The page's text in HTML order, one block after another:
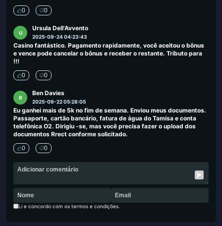
0 0
U
Ursula Dell'Avvento
2025-09-24 04:23:43
Casino fantástico. Pagamento rapidamente, você aceitou o bônus
e vence pode cancelar o bônus e receber o restante. Tributo para
!!!
0 0
B
Ben Davies
2025-09-22 05:28:05
Eu ganhei mais de 5k no fim de semana. Enviou meus documentos.
Passaporte, cartão bancário, fatura de água do Tamisa e conta
telefônica O2. Dirigiu -se, mas você precisa fazer o upload dos
documentos Rrect conforme solicitado.
0 0
Li e concordo com os termos e condições.